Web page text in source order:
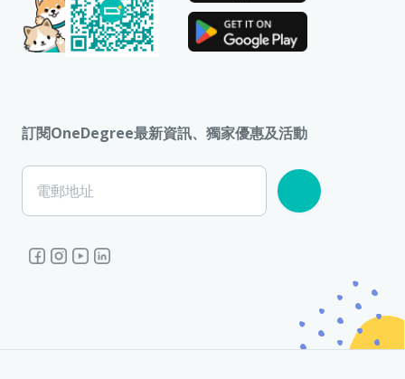
訂閱OneDegree最新資訊、獨家優惠及活動
電郵地址